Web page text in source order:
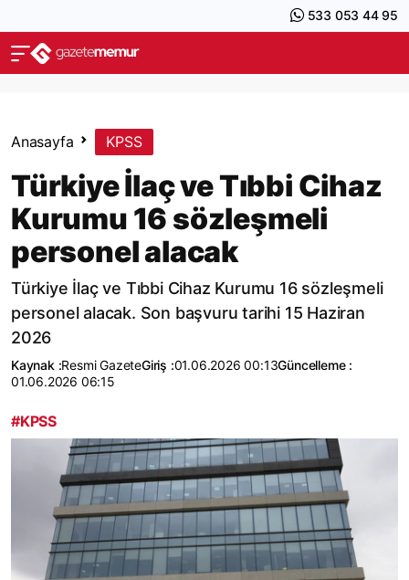
533 053 44 95
Anasayfa KPSS
Türkiye İlaç ve Tıbbi Cihaz
Kurumu 16 sözleşmeli
personel alacak
Türkiye İlaç ve Tıbbi Cihaz Kurumu 16 sözleşmeli
personel alacak. Son başvuru tarihi 15 Haziran
2026
Kaynak :Resmi GazeteGiriş :01.06.2026 00:13Güncelleme :
01.06.2026 06:15
#KPSS